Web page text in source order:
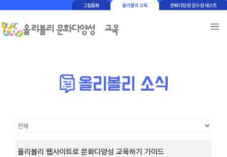
그림동화 올리볼리 교육 문화다양성 감수성 테스트
올리볼리 웹사이트로 문화다양성 교육하기 가이드